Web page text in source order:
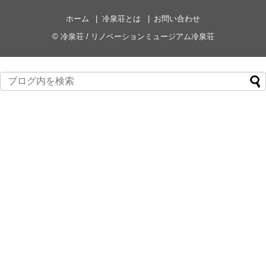
ホーム 冷泉荘とは
お問い合わせ
© 冷泉荘 / リノベーションミュージアム冷泉荘